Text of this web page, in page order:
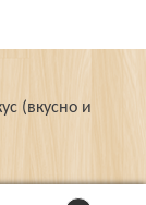
(вкусно и